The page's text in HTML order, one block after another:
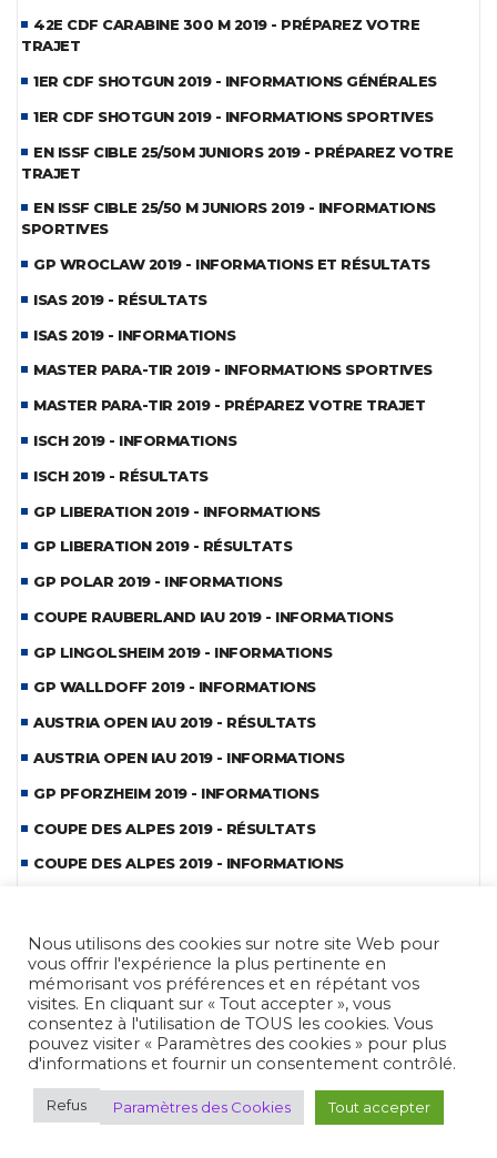
42E CDF CARABINE 300 M 2019 - PRÉPAREZ VOTRE
TRAJET
1ER CDF SHOTGUN 2019 - INFORMATIONS GÉNÉRALES
1ER CDF SHOTGUN 2019 - INFORMATIONS SPORTIVES
EN ISSF CIBLE 25/50M JUNIORS 2019 - PRÉPAREZ VOTRE
TRAJET
EN ISSF CIBLE 25/50 M JUNIORS 2019 - INFORMATIONS
SPORTIVES
GP WROCLAW 2019 - INFORMATIONS ET RÉSULTATS
ISAS 2019 - RÉSULTATS
ISAS 2019 - INFORMATIONS
MASTER PARA-TIR 2019 - INFORMATIONS SPORTIVES
MASTER PARA-TIR 2019 - PRÉPAREZ VOTRE TRAJET
ISCH 2019 - INFORMATIONS
ISCH 2019 - RÉSULTATS
GP LIBERATION 2019 - INFORMATIONS
GP LIBERATION 2019 - RÉSULTATS
GP POLAR 2019 - INFORMATIONS
COUPE RAUBERLAND IAU 2019 - INFORMATIONS
GP LINGOLSHEIM 2019 - INFORMATIONS
GP WALLDOFF 2019 - INFORMATIONS
AUSTRIA OPEN IAU 2019 - RÉSULTATS
AUSTRIA OPEN IAU 2019 - INFORMATIONS
GP PFORZHEIM 2019 - INFORMATIONS
COUPE DES ALPES 2019 - RÉSULTATS
COUPE DES ALPES 2019 - INFORMATIONS
CDM BENCH-REST 2019 - REPORTAGE
CDM BENCH-REST 2019 - INFORMATIONS
COUPE BOHEME IAU FIELD 2019 - INFORMATIONS
HOPES PLZEN 2019 - REPORTAGE
CDE MLAIC 2019 - REPORTAGE
Nous utilisons des cookies sur notre site Web pour
vous offrir l'expérience la plus pertinente en
mémorisant vos préférences et en répétant vos
visites. En cliquant sur « Tout accepter », vous
consentez à l'utilisation de TOUS les cookies. Vous
pouvez visiter « Paramètres des cookies » pour plus
d'informations et fournir un consentement contrôlé.
Refus Paramètres des Cookies Tout accepter